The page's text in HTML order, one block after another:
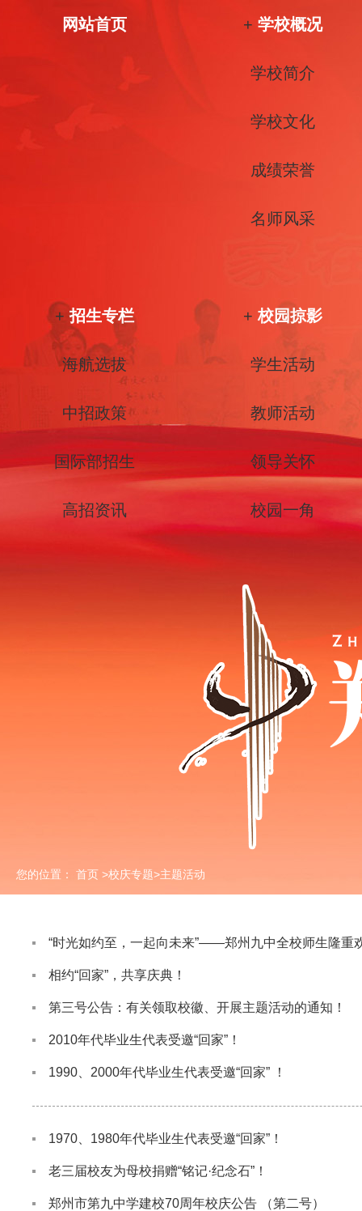
网站首页 + 学校概况
学校简介
学校文化
成绩荣誉
名师风采
+ 招生专栏
海航选拔
中招政策
国际部招生
高招资讯
+ 校园掠影
学生活动
教师活动
领导关怀
校园一角
您的位置： 首页 >校庆专题>主题活动
“时光如约至，一起向未来”——郑州九中全校师生隆重
相约“回家”，共享庆典！
第三号公告：有关领取校徽、开展主题活动的通知！
2010年代毕业生代表受邀“回家”！
1990、2000年代毕业生代表受邀“回家” ！
1970、1980年代毕业生代表受邀“回家”！
老三届校友为母校捐赠“铭记·纪念石”！
郑州市第九中学建校70周年校庆公告 （第二号）